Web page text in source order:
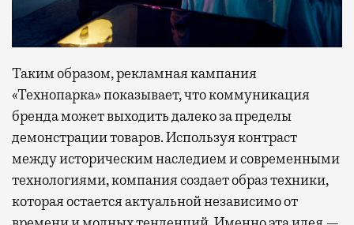
Таким образом, рекламная кампания
«Технопарка» показывает, что коммуникация
бренда может выходить далеко за пределы
демонстрации товаров. Используя контраст
между историческим наследием и современными
технологиями, компания создает образ техники,
которая остается актуальной независимо от